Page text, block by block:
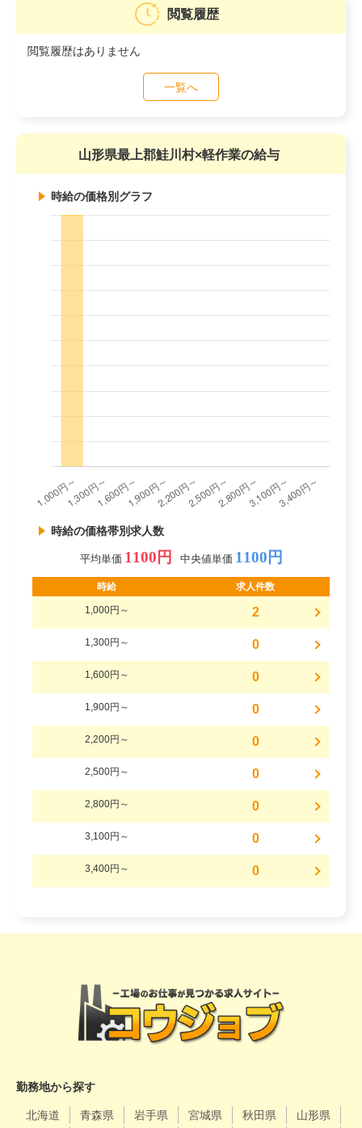
閲覧履歴
閲覧履歴はありません
一覧へ
山形県最上郡鮭川村×軽作業の給与
時給の価格別グラフ
時給の価格帯別求人数
平均単価 1100円 中央値単価 1100円
時給 求人件数
1,000円～ 2
1,300円～ 0
1,600円～ 0
1,900円～ 0
2,200円～ 0
2,500円～ 0
2,800円～ 0
3,100円～ 0
3,400円～ 0
勤務地から探す
北海道 青森県 岩手県 宮城県 秋田県
山形県